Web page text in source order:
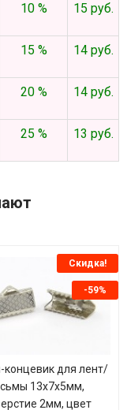
10 % 15 руб.
15 % 14 руб.
20 % 14 руб.
25 % 13 руб.
Скидка!
-59%
для лент/
13х7х5мм,
2мм, цвет